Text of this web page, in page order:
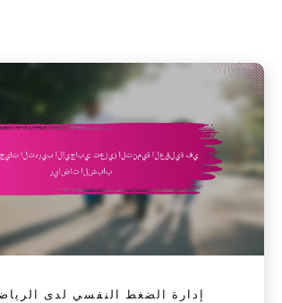
إدارة الضغط النفسي لدى